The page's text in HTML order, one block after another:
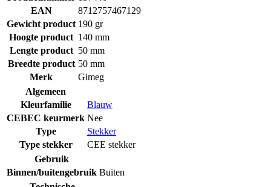
EAN
8712757467129
Gewicht product 190 gr
Hoogte product 140 mm
Lengte product 50 mm
Breedte product 50 mm
Merk
Gimeg
Algemeen
Kleurfamilie
Blauw
CEBEC keurmerk Nee
Type
Stekker
Type stekker
CEE stekker
Gebruik
Binnen/buitengebruik Buiten